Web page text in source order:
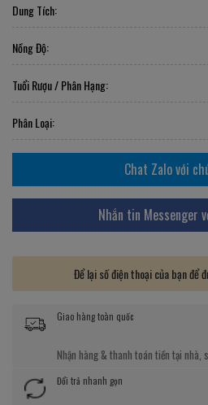
Dung Tích:
Nồng Độ:
Tuổi Rượu / Phân Hạng:
Phân Loại:
Chat Zalo với
Nhắn tin Messenger
Để lại số điện thoại của bạn để
Giao hàng toàn quốc
Nhận hàng & thanh toán tiền tại nhà,
Đổi trả nhanh gọn